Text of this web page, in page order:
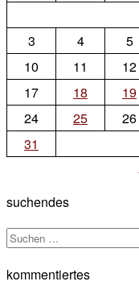
3
4 5
10
11 12
17
18 19
24
25 26
31
suchendes
Suchen
kommentiertes